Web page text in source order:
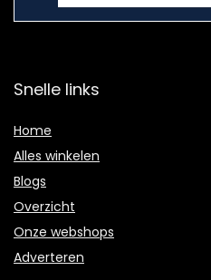
Snelle links
Home
Alles winkelen
Blogs
Overzicht
Onze webshops
Adverteren